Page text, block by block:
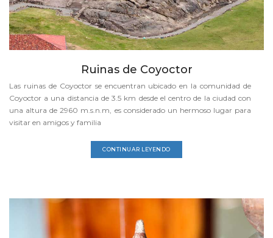
Ruinas de Coyoctor
Las ruinas de Coyoctor se encuentran ubicado en la comunidad de
Coyoctor a una distancia de 3.5 km desde el centro de la ciudad con
una altura de 2960 m.s.n.m, es considerado un hermoso lugar para
visitar en amigos y familia
CONTINUAR LEYENDO